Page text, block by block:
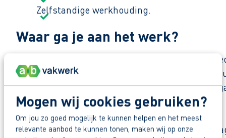
Mogen wij cookies gebruiken?
Om jou zo goed mogelijk te kunnen helpen en het meest
relevante aanbod te kunnen tonen, maken wij op onze
Zelfstandige werkhouding.
Waar ga je aan het werk?
Je gaat aan de slag bij een Nederlands
van 60 collega’s jaarlijks ruim 100 jachten. Jij
het vakmanschap dat wereldwijd de wateren
Zo maak je werk van jouw toekomst
Reageer nu op deze vacature. Al binnen 1